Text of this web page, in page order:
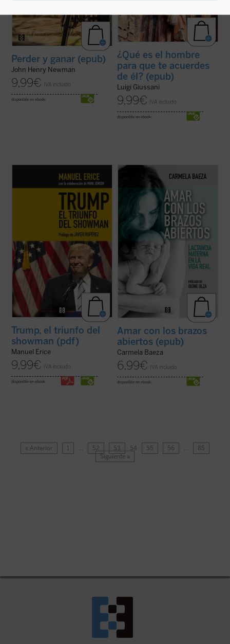
Perder y ganar (epub)
John Henry Newman
9,99€ IVA incluido
disponible en ebook:
¿Qué es el hombre
para que te acuerdes
de él? (epub)
Luigi Giussani
9,99€ IVA incluido
disponible en ebook:
Estamos ante una mirada periodística de la
irrepetible campaña que vivió Estados
Unidos, protagonizada por un populista
genuinamente americano, Donald Trump.
La aparición del magnate, que trivializó la
verdad con técnicas de reality show y su ...
Trump, el triunfo del
showman (pdf)
Manuel Erice
9,99€ IVA incluido
disponible en ebook:
Este pequeño-gran libro nos explica,
basándose en la información científica más
profesional y personal de su autora, el
modo en el que está «diseñada» la relación
entre la madre y su bebé para que ...
(ver
Amar con los brazos
abiertos (epub)
Carmela Baeza
6,99€ IVA incluido
disponible en ebook:
« Anterior 1 … 52 53 54 55 56 …
85
Siguiente »